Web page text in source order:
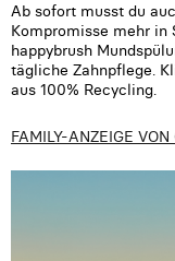
Ab sofort musst du
Kompromisse mehr in
happybrush
tägliche Zahnpflege.
aus 100% Recycling.
FAMILY-ANZEIGE VON